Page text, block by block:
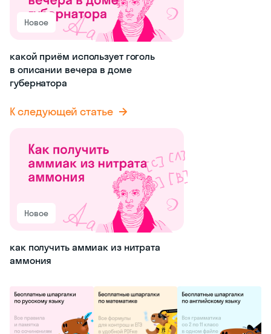
Новое
какой приём использует гоголь
в описании вечера в доме
губернатора
К следующей статье
Новое
как получить аммиак из нитрата
аммония